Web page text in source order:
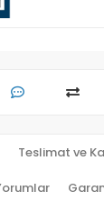
Teslimat ve